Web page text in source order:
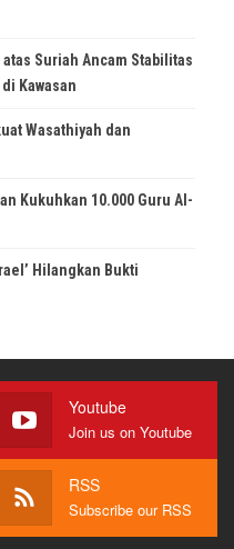
Suriah Ancam Stabilitas
Kawasan
Wasathiyah dan
Kukuhkan 10.000 Guru Al-
Hilangkan Bukti
Youtube
Join us on Youtube
RSS
Subscribe our RSS